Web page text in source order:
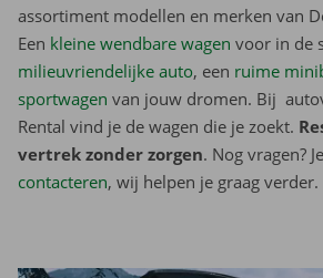
assortiment modellen en merken van
Een kleine wendbare wagen voor in de
milieuvriendelijke auto, een ruime
sportwagen van jouw dromen. Bij
Rental vind je de wagen die je zoekt.
vertrek zonder zorgen. Nog vragen?
contacteren, wij helpen je graag verder.